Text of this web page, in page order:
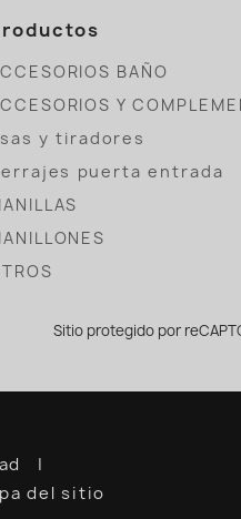
BAÑO
Y
y tiradores
puerta entrada
Sitio protegido por
del sitio